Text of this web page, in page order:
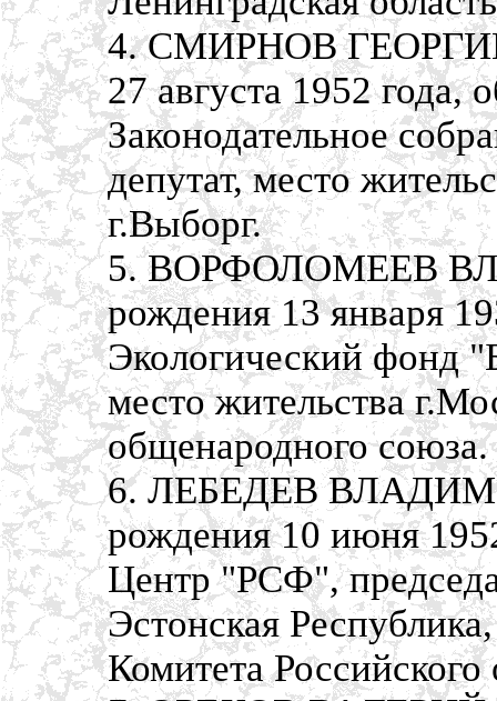
4. СМИРНОВ
27 августа 1952 года,
Законодательное
депутат, место
г.Выборг.
5. ВОРФОЛОМЕЕВ
рождения 13 января
Экологический фонд
место жительства
общенародного союза.
6. ЛЕБЕДЕВ
рождения 10 июня
Центр "РСФ",
Эстонская
Комитета